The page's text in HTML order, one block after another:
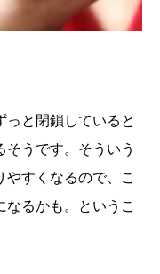
っと閉鎖していると
うです。そういう
すくなるので、こ
るかも。というこ